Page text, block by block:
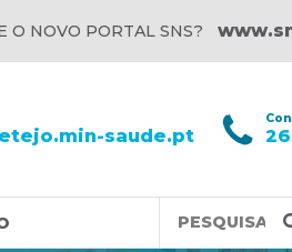
O NOVO PORTAL SNS?
saude.pt
Query